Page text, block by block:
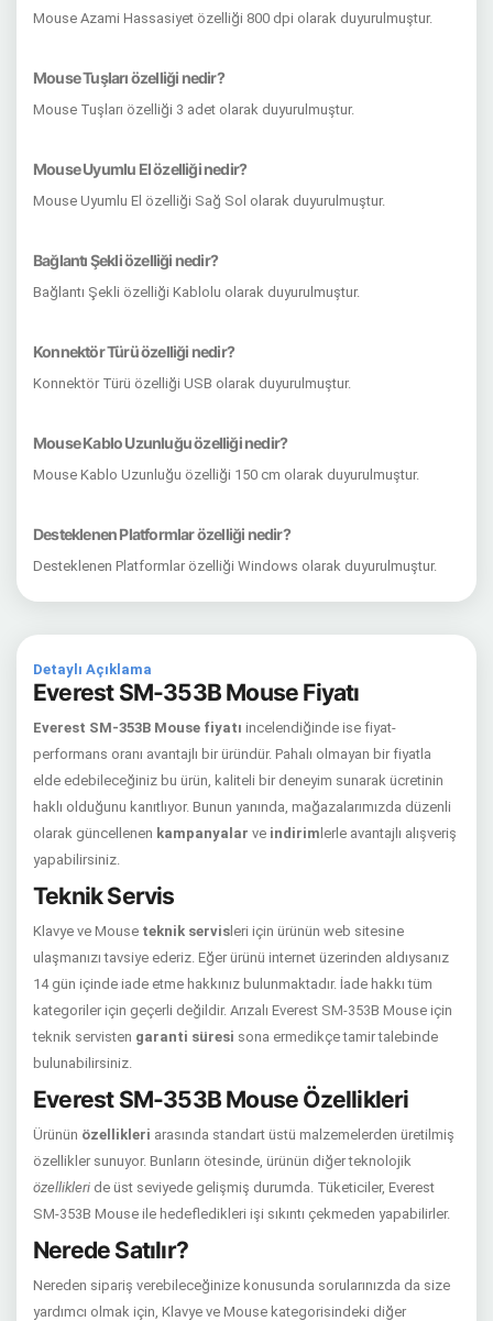
Mouse Azami Hassasiyet özelliği 800 dpi olarak duyurulmuştur.
Mouse Tuşları özelliği nedir?
Mouse Tuşları özelliği 3 adet olarak duyurulmuştur.
Mouse Uyumlu El özelliği nedir?
Mouse Uyumlu El özelliği Sağ Sol olarak duyurulmuştur.
Bağlantı Şekli özelliği nedir?
Bağlantı Şekli özelliği Kablolu olarak duyurulmuştur.
Konnektör Türü özelliği nedir?
Konnektör Türü özelliği USB olarak duyurulmuştur.
Mouse Kablo Uzunluğu özelliği nedir?
Mouse Kablo Uzunluğu özelliği 150 cm olarak duyurulmuştur.
Desteklenen Platformlar özelliği nedir?
Desteklenen Platformlar özelliği Windows olarak duyurulmuştur.
Detaylı Açıklama
Everest SM-353B Mouse Fiyatı
Everest SM-353B Mouse fiyatı incelendiğinde ise fiyat-
performans oranı avantajlı bir üründür. Pahalı olmayan bir fiyatla
elde edebileceğiniz bu ürün, kaliteli bir deneyim sunarak ücretinin
haklı olduğunu kanıtlıyor. Bunun yanında, mağazalarımızda düzenli
olarak güncellenen kampanyalar ve indirim lerle avantajlı alışveriş
yapabilirsiniz.
Teknik Servis
Klavye ve Mouse teknik servis leri için ürünün web sitesine
ulaşmanızı tavsiye ederiz. Eğer ürünü internet üzerinden aldıysanız
14 gün içinde iade etme hakkınız bulunmaktadır. İade hakkı tüm
kategoriler için geçerli değildir. Arızalı Everest SM-353B Mouse için
teknik servisten garanti süresi sona ermedikçe tamir talebinde
bulunabilirsiniz.
Everest SM-353B Mouse Özellikleri
Ürünün özellikleri arasında standart üstü malzemelerden üretilmiş
özellikler sunuyor. Bunların ötesinde, ürünün diğer teknolojik
özellikleri de üst seviyede gelişmiş durumda. Tüketiciler, Everest
SM-353B Mouse ile hedefledikleri işi sıkıntı çekmeden yapabilirler.
Nerede Satılır?
Nereden sipariş verebileceğinize konusunda sorularınızda da size
yardımcı olmak için, Klavye ve Mouse kategorisindeki diğer